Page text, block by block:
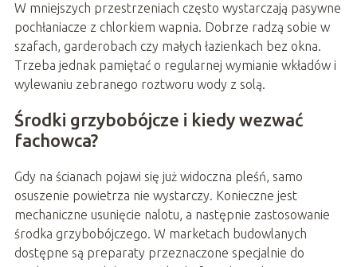
W mniejszych przestrzeniach często wystarczają pasywne
pochłaniacze z chlorkiem wapnia. Dobrze radzą sobie w
szafach, garderobach czy małych łazienkach bez okna.
Trzeba jednak pamiętać o regularnej wymianie wkładów i
wylewaniu zebranego roztworu wody z solą.
Środki grzybobójcze i kiedy wezwać
fachowca?
Gdy na ścianach pojawi się już widoczna pleśń, samo
osuszenie powietrza nie wystarczy. Konieczne jest
mechaniczne usunięcie nalotu, a następnie zastosowanie
środka grzybobójczego. W marketach budowlanych
dostępne są preparaty przeznaczone specjalnie do